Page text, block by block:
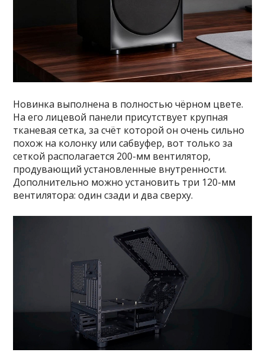
Новинка выполнена в полностью чёрном цвете.
На его лицевой панели присутствует крупная
тканевая сетка, за счёт которой он очень сильно
похож на колонку или сабвуфер, вот только за
сеткой располагается 200-мм вентилятор,
продувающий установленные внутренности.
Дополнительно можно установить три 120-мм
вентилятора: один сзади и два сверху.